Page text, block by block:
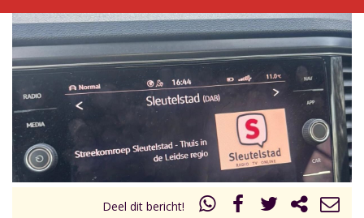
STRAKS:
De avond van Sleutelstad
21.00 - 0.00 uur
Vorig uur
uur 1 van 0 Volgend uur
Deel dit bericht!